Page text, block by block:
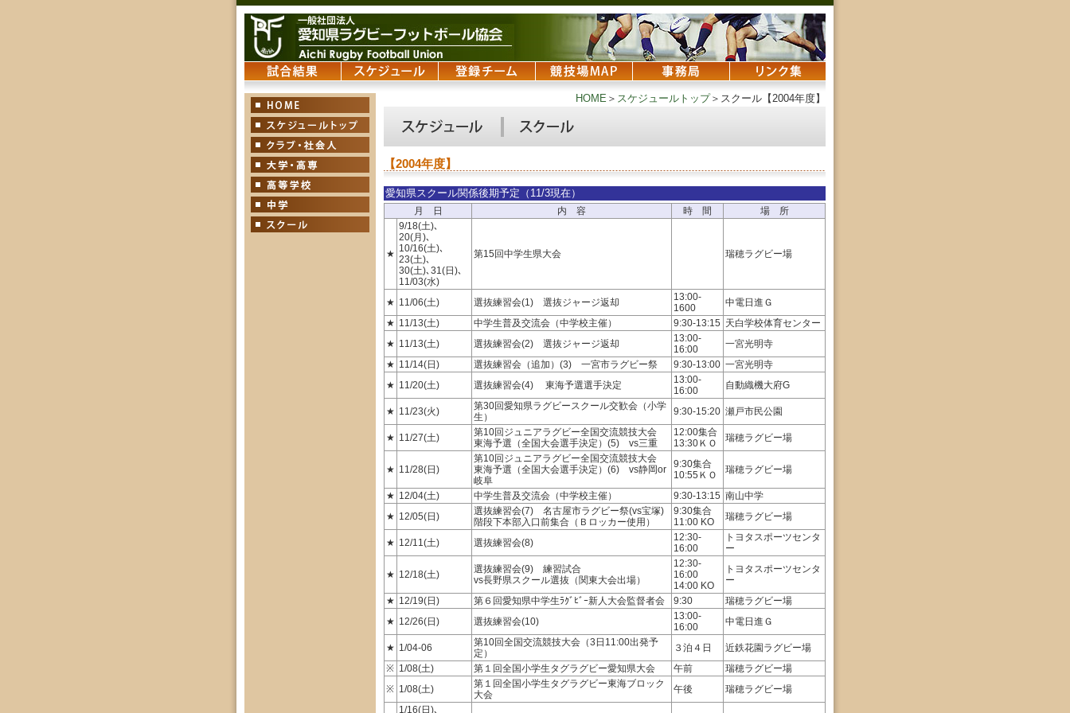
HOME ＞ スケジュールトップ＞スクール【2004年度】
【2004年度】
愛知県スクール関係後期予定（11/3現在）
月 日 内 容 時 間 場 所
★
9/18(土)､
20(月)､
10/16(土)､
23(土)､
30(土)､31(日)､
11/03(水)
第15回中学生県大会 瑞穂ラグビー場
★ 11/06(土) 選抜練習会(1) 選抜ジャージ返却
13:00-
1600
中電日進Ｇ
★ 11/13(土) 中学生普及交流会（中学校主催） 9:30-13:15 天白学校体育センター
★ 11/13(土) 選抜練習会(2) 選抜ジャージ返却
13:00-
16:00
一宮光明寺
★ 11/14(日) 選抜練習会（追加）(3) 一宮市ラグビー祭 9:30-13:00 一宮光明寺
★ 11/20(土) 選抜練習会(4) 東海予選選手決定
13:00-
16:00
自動織機大府G
★ 11/23(火)
第30回愛知県ラグビースクール交歓会（小学
生）
9:30-15:20 瀬戸市民公園
★ 11/27(土)
第10回ジュニアラグビー全国交流競技大会
東海予選（全国大会選手決定）(5) vs三重
12:00集合
13:30ＫＯ
瑞穂ラグビー場
★ 11/28(日)
第10回ジュニアラグビー全国交流競技大会
東海予選（全国大会選手決定）(6) vs静岡or
岐阜
9:30集合
10:55ＫＯ
瑞穂ラグビー場
★ 12/04(土) 中学生普及交流会（中学校主催） 9:30-13:15 南山中学
★ 12/05(日)
選抜練習会(7) 名古屋市ラグビー祭(vs宝塚)
階段下本部入口前集合（Ｂロッカー使用）
9:30集合
11:00 KO
瑞穂ラグビー場
★ 12/11(土) 選抜練習会(8)
12:30-
16:00
トヨタスポーツセンタ
ー
★ 12/18(土)
選抜練習会(9) 練習試合
vs長野県スクール選抜（関東大会出場）
12:30-
16:00
14:00 KO
トヨタスポーツセンタ
ー
★ 12/19(日) 第６回愛知県中学生ﾗｸﾞﾋﾞｰ新人大会監督者会 9:30
瑞穂ラグビー場
★ 12/26(日) 選抜練習会(10)
13:00-
16:00
中電日進Ｇ
★ 1/04-06
第10回全国交流競技大会（3日11:00出発予
定）
３泊４日
近鉄花園ラグビー場
※ 1/08(土) 第１回全国小学生タグラグビー愛知県大会 午前
瑞穂ラグビー場
※ 1/08(土)
第１回全国小学生タグラグビー東海ブロック
大会
午後
瑞穂ラグビー場
1/16(日)､